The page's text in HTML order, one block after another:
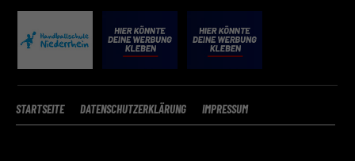
STARTSEITE DATENSCHUTZERKLÄRUNG IMPRESSUM